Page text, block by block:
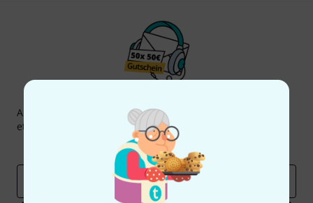
Abonniere den Thomann Newsletter und gewinne mit
etwas Glück einen von
50 Gutscheinen
Inspirierende Beiträge
Deals